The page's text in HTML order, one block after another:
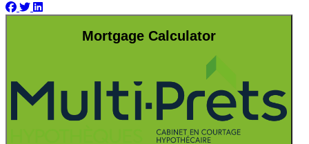
Mortgage Calculator